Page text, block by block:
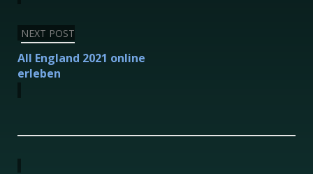
NEXT POST
All England 2021 online
erleben